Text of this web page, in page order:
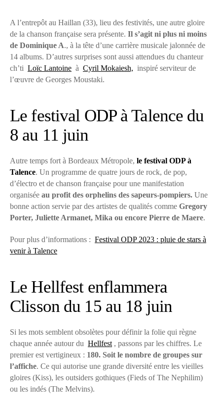
A l’entrepôt au Haillan (33), lieu des festivités, une autre gloire
de la chanson française sera présente. Il s’agit ni plus ni moins
de Dominique A., à la tête d’une carrière musicale jalonnée de
14 albums. D’autres surprises sont aussi attendues du chanteur
ch’ti Loïc Lantoine à Cyril Mokaiesh, inspiré serviteur de
l’œuvre de Georges Moustaki.
Le festival ODP à Talence du
8 au 11 juin
Autre temps fort à Bordeaux Métropole, le festival ODP à
Talence. Un programme de quatre jours de rock, de pop,
d’électro et de chanson française pour une manifestation
organisée au profit des orphelins des sapeurs-pompiers. Une
bonne action servie par des artistes de qualités comme Gregory
Porter, Juliette Armanet, Mika ou encore Pierre de Maere.
Pour plus d’informations : Festival ODP 2023 : pluie de stars à
venir à Talence
Le Hellfest enflammera
Clisson du 15 au 18 juin
Si les mots semblent obsolètes pour définir la folie qui règne
chaque année autour du Hellfest , passons par les chiffres. Le
premier est vertigineux : 180. Soit le nombre de groupes sur
l’affiche. Ce qui autorise une grande diversité entre les vieilles
gloires (Kiss), les outsiders gothiques (Fieds of The Nephilim)
ou les indés (The Melvins).